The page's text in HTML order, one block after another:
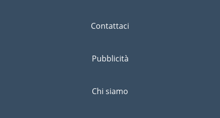
Eliminare il rischio non è possibile quindi un'assicurazione
Contattaci
Pubblicità
Chi siamo